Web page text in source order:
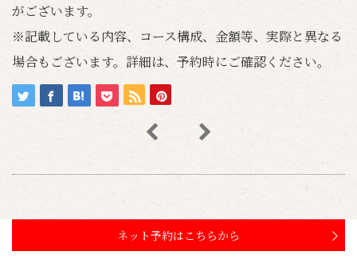
がございます。
※記載している内容、コース構成、金額等、実際と異なる
場合もございます。詳細は、予約時にご確認ください。
ネット予約はこちらから